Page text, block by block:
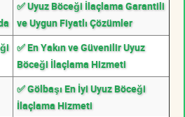
✅ Uyuz Böceği İlaçlama Garantili
ve Uygun Fiyatlı Çözümler
✅ En Yakın ve Güvenilir Uyuz
Böceği İlaçlama Hizmeti
✅ Gölbaşı En İyi Uyuz Böceği
İlaçlama Hizmeti